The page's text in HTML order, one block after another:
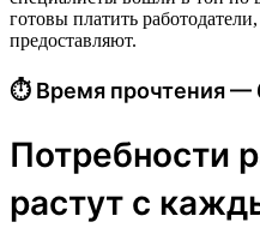
готовы платить
предоставляют.
⏱ Время прочтения —
Потребности
растут с